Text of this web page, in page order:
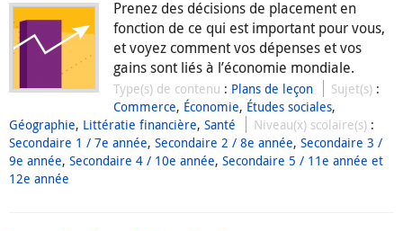
Prenez des décisions de placement en
fonction de ce qui est important pour vous,
et voyez comment vos dépenses et vos
gains sont liés à l’économie mondiale.
Type(s) de contenu : Plans de leçon Sujet(s) :
Commerce, Économie, Études sociales,
Géographie, Littératie financière, Santé Niveau(x) scolaire(s) :
Secondaire 1 / 7e année, Secondaire 2 / 8e année, Secondaire 3 /
9e année, Secondaire 4 / 10e année, Secondaire 5 / 11e année et
12e année